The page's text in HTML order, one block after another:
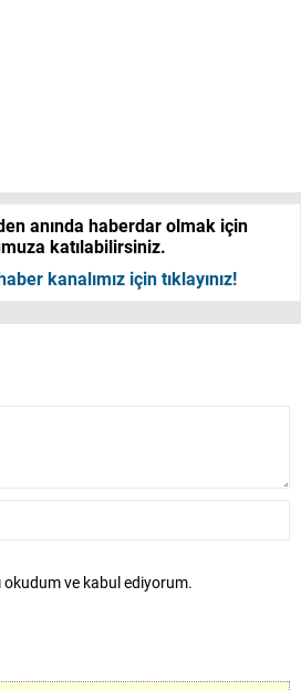
anında haberdar olmak için
katılabilirsiniz.
kanalımız için tıklayınız!
okudum ve kabul ediyorum.